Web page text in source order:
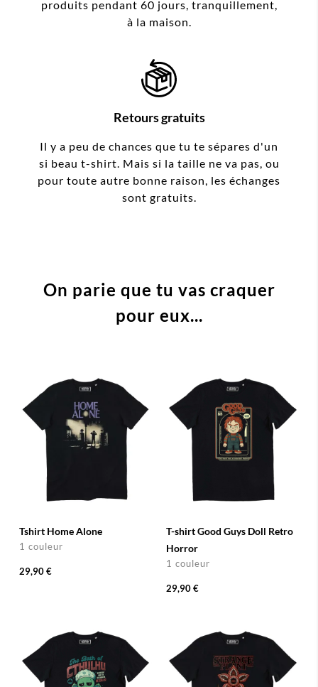
produits pendant 60 jours, tranquillement,
à la maison.
Retours gratuits
Il y a peu de chances que tu te sépares d'un
si beau t-shirt. Mais si la taille ne va pas, ou
pour toute autre bonne raison, les échanges
sont gratuits.
On parie que tu vas craquer
pour eux...
Tshirt Home Alone
1 couleur
29,90 €
T-shirt Good Guys Doll Retro
Horror
1 couleur
29,90 €